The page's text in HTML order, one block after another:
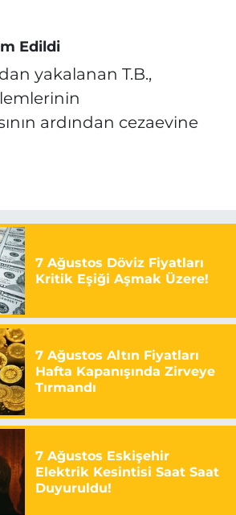
Edildi
yakalanan T.B.,
ardından cezaevine
7 Ağustos Döviz Fiyatları
Kritik Eşiği Aşmak Üzere!
7 Ağustos Altın Fiyatları
Hafta Kapanışında Zirveye
Tırmandı
7 Ağustos Eskişehir
Elektrik Kesintisi Saat Saat
Duyuruldu!